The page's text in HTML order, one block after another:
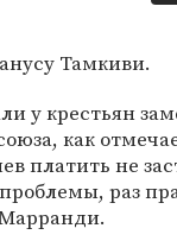
Тамкиви.
у крестьян
как
платить не
раз
Марранди.